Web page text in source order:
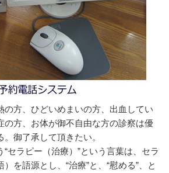
方、ひどいめまいの方、出血してい
の方、お体が御不自由な方の診察は優
御了承して頂きたい。
セラピー（治療）”という言葉は、セラ
を語源とし、“治療”と、“慰める”、と